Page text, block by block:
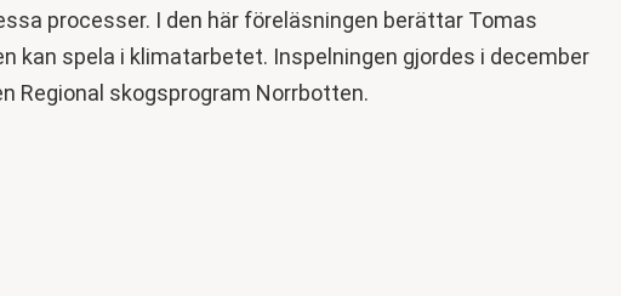
processer. I den här föreläsningen berättar Tomas
kan spela i klimatarbetet. Inspelningen gjordes i december
Regional skogsprogram Norrbotten.